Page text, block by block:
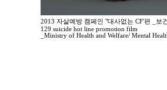
2013 자살예방 캠페인 "대사없는 CF'편 _보
129 suicide hot line promotion film
_Ministry of Health and Welfare/ Mental